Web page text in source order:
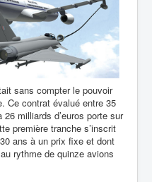
sans compter le pouvoir
Ce contrat évalué entre 35
milliards d’euros porte sur
première tranche s’inscrit
ans à un prix fixe et dont
rythme de quinze avions